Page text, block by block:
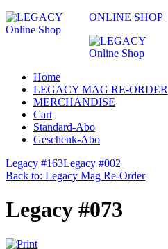
ONLINE SHOP
Home
LEGACY MAG RE-ORDER
MERCHANDISE
Cart
Standard-Abo
Geschenk-Abo
Legacy #163Legacy #002
Back to: Legacy Mag Re-Order
Legacy #073